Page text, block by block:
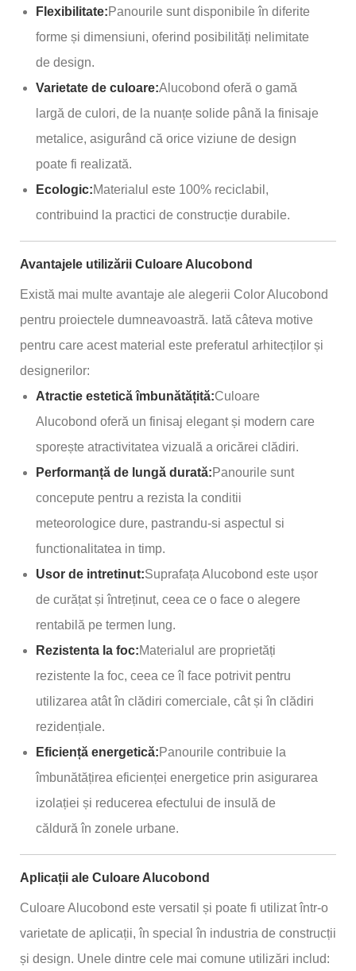
Flexibilitate:Panourile sunt disponibile în diferite
forme și dimensiuni, oferind posibilități nelimitate
de design.
Varietate de culoare:Alucobond oferă o gamă
largă de culori, de la nuanțe solide până la finisaje
metalice, asigurând că orice viziune de design
poate fi realizată.
Ecologic:Materialul este 100% reciclabil,
contribuind la practici de construcție durabile.
Avantajele utilizării Culoare Alucobond
Există mai multe avantaje ale alegerii Color Alucobond
pentru proiectele dumneavoastră. Iată câteva motive
pentru care acest material este preferatul arhitecților și
designerilor:
Atractie estetică îmbunătățită:Culoare
Alucobond oferă un finisaj elegant și modern care
sporește atractivitatea vizuală a oricărei clădiri.
Performanță de lungă durată:Panourile sunt
concepute pentru a rezista la conditii
meteorologice dure, pastrandu-si aspectul si
functionalitatea in timp.
Usor de intretinut:Suprafața Alucobond este ușor
de curățat și întreținut, ceea ce o face o alegere
rentabilă pe termen lung.
Rezistenta la foc:Materialul are proprietăți
rezistente la foc, ceea ce îl face potrivit pentru
utilizarea atât în ​​clădiri comerciale, cât și în clădiri
rezidențiale.
Eficiență energetică:Panourile contribuie la
îmbunătățirea eficienței energetice prin asigurarea
izolației și reducerea efectului de insulă de
căldură în zonele urbane.
Aplicații ale Culoare Alucobond
Culoare Alucobond este versatil și poate fi utilizat într-o
varietate de aplicații, în special în industria de construcții
și design. Unele dintre cele mai comune utilizări includ: